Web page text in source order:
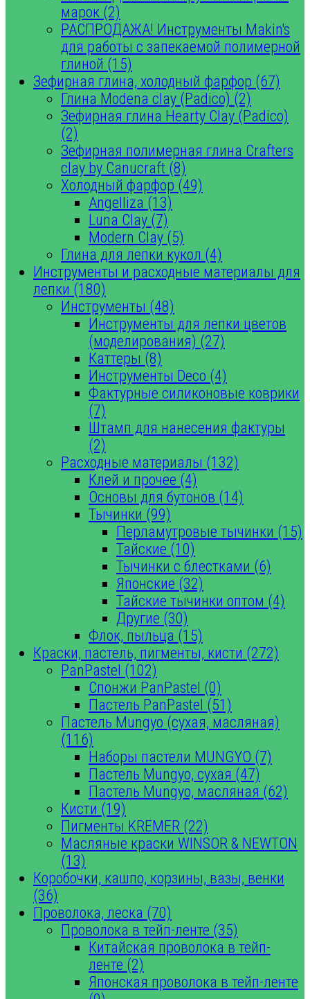
марок (2)
РАСПРОДАЖА! Инструменты Makin's
для работы с запекаемой полимерной
глиной (15)
Зефирная глина, холодный фарфор (67)
Глина Modena clay (Padico) (2)
Зефирная глина Hearty Clay (Padico)
(2)
Зефирная полимерная глина Crafters
clay by Canucraft (8)
Холодный фарфор (49)
Angelliza (13)
Luna Clay (7)
Modern Clay (5)
Глина для лепки кукол (4)
Инструменты и расходные материалы для
лепки (180)
Инструменты (48)
Инструменты для лепки цветов
(моделирования) (27)
Каттеры (8)
Инструменты Deco (4)
Фактурные силиконовые коврики
(7)
Штамп для нанесения фактуры
(2)
Расходные материалы (132)
Клей и прочее (4)
Основы для бутонов (14)
Тычинки (99)
Перламутровые тычинки (15)
Тайские (10)
Тычинки с блестками (6)
Японские (32)
Тайские тычинки оптом (4)
Другие (30)
Флок, пыльца (15)
Краски, пастель, пигменты, кисти (272)
PanPastel (102)
Спонжи PanPastel (0)
Пастель PanPastel (51)
Пастель Mungyo (сухая, масляная)
(116)
Наборы пастели MUNGYO (7)
Пастель Mungyo, сухая (47)
Пастель Mungyo, масляная (62)
Кисти (19)
Пигменты KREMER (22)
Масляные краски WINSOR & NEWTON
(13)
Коробочки, кашпо, корзины, вазы, венки
(36)
Проволока, леска (70)
Проволока в тейп-ленте (35)
Китайская проволока в тейп-
ленте (2)
Японская проволока в тейп-ленте